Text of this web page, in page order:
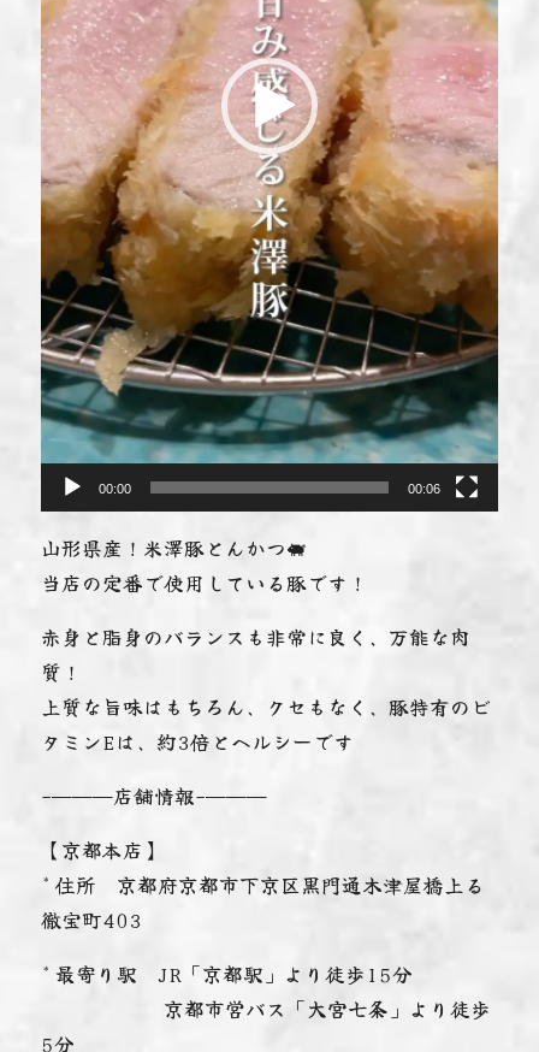
00:00 00:06
山形県産！米澤豚とんかつ🐖
当店の定番で使用している豚です！
赤身と脂身のバランスも非常に良く、万能な肉
質！
上質な旨味はもちろん、クセもなく、豚特有のビ
タミンEは、約3倍とヘルシーです
-———店舗情報-———
【京都本店】
* 住所 京都府京都市下京区黒門通木津屋橋上る
徹宝町403
* 最寄り駅 JR「京都駅」より徒歩15分
京都市営バス「大宮七条」より徒歩
5分